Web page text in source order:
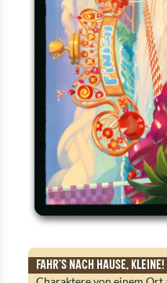
Fahr’s nach Hause, Kleine!